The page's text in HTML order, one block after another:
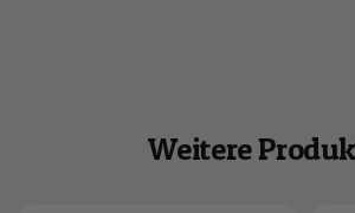
Weitere